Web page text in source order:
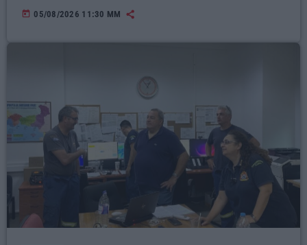
today 05/08/2026 11:30 ΜΜ